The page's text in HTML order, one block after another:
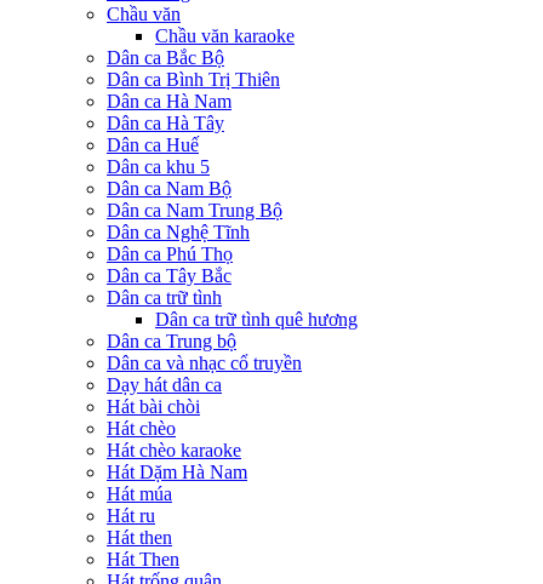
Chầu văn
Chầu văn karaoke
Dân ca Bắc Bộ
Dân ca Bình Trị Thiên
Dân ca Hà Nam
Dân ca Hà Tây
Dân ca Huế
Dân ca khu 5
Dân ca Nam Bộ
Dân ca Nam Trung Bộ
Dân ca Nghệ Tĩnh
Dân ca Phú Thọ
Dân ca Tây Bắc
Dân ca trữ tình
Dân ca trữ tình quê hương
Dân ca Trung bộ
Dân ca và nhạc cổ truyền
Dạy hát dân ca
Hát bài chòi
Hát chèo
Hát chèo karaoke
Hát Dặm Hà Nam
Hát múa
Hát ru
Hát then
Hát Then